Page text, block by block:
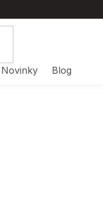
Novinky Blog